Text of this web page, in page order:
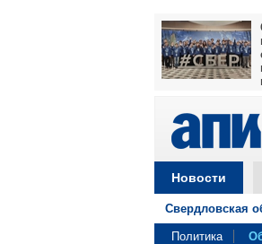
Новости
Свердловская
Политика